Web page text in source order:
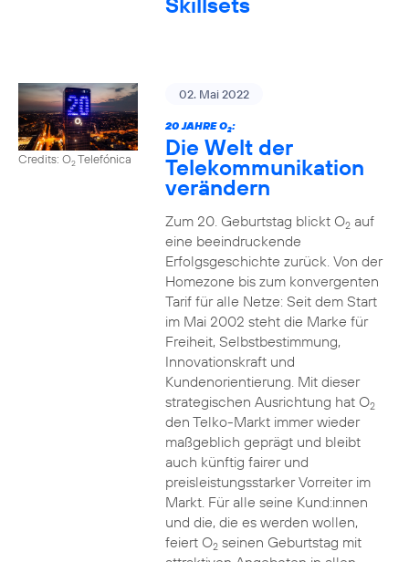
Credits: O2Telefónica
02. Mai 2022
20 JAHRE O2:
Die Welt der
Telekommunikation
verändern
Zum 20. Geburtstag blickt O2auf
eine beeindruckende
Erfolgsgeschichte zurück. Von der
Homezone bis zum konvergenten
Tarif für alle Netze: Seit dem Start
im Mai 2002 steht die Marke für
Freiheit, Selbstbestimmung,
Innovationskraft und
Kundenorientierung. Mit dieser
strategischen Ausrichtung hat O2
den Telko-Markt immer wieder
maßgeblich geprägt und bleibt
auch künftig fairer und
preisleistungsstarker Vorreiter im
Markt. Für alle seine Kund:innen
und die, die es werden wollen,
feiert O2seinen Geburtstag mit